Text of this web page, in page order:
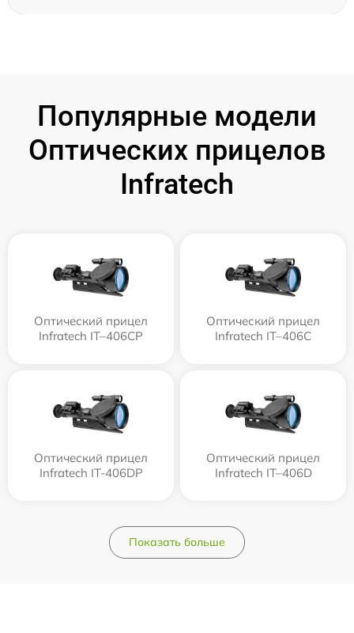
Популярные модели
Оптических прицелов
Infratech
Оптический прицел
Infratech IT–406СP
Оптический прицел
Infratech IT–406С
Оптический прицел
Infratech IT-406DP
Оптический прицел
Infratech IT–406D
Показать больше